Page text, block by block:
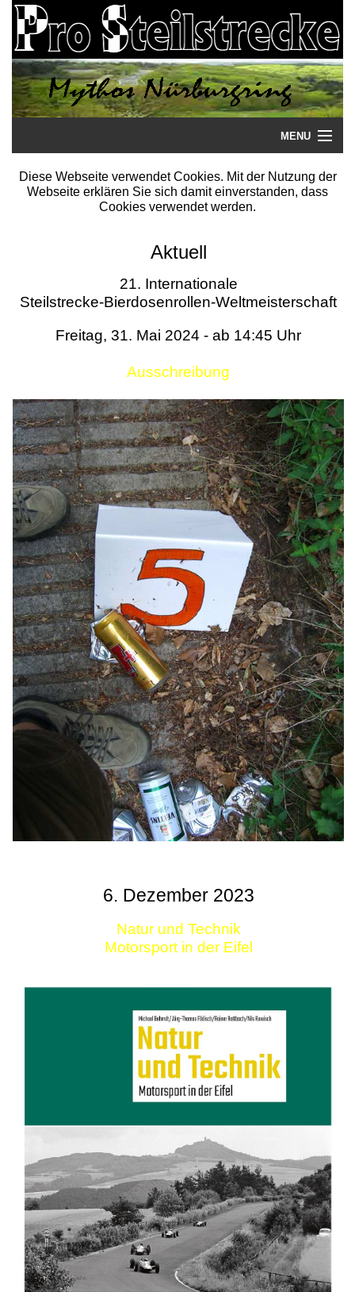
MENU
Startseite
Literatur
Termine
Diese Webseite verwendet Cookies. Mit der Nutzung der
Webseite erklären Sie sich damit einverstanden, dass
Cookies verwendet werden.
Aktuell
21. Internationale
Steilstrecke-Bierdosenrollen-Weltmeisterschaft
Freitag, 31. Mai 2024 - ab 14:45 Uhr
Ausschreibung
6. Dezember 2023
Natur und Technik
Motorsport in der Eifel